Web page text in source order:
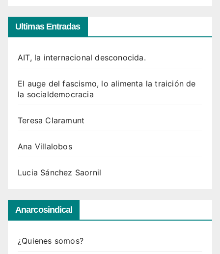
Ultimas Entradas
AIT, la internacional desconocida.
El auge del fascismo, lo alimenta la traición de
la socialdemocracia
Teresa Claramunt
Ana Villalobos
Lucia Sánchez Saornil
Anarcosindical
¿Quienes somos?